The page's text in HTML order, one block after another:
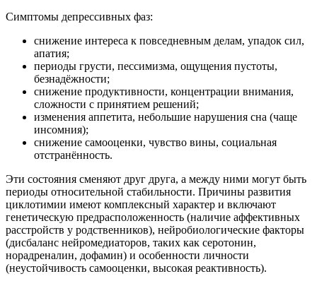
Симптомы депрессивных фаз:
снижение интереса к повседневным делам, упадок сил,
апатия;
периоды грусти, пессимизма, ощущения пустоты,
безнадёжности;
снижение продуктивности, концентрации внимания,
сложности с принятием решений;
изменения аппетита, небольшие нарушения сна (чаще
инсомния);
снижение самооценки, чувство вины, социальная
отстранённость.
Эти состояния сменяют друг друга, а между ними могут быть
периоды относительной стабильности. Причины развития
циклотимии имеют комплексный характер и включают
генетическую предрасположенность (наличие аффективных
расстройств у родственников), нейробиологические факторы
(дисбаланс нейромедиаторов, таких как серотонин,
норадреналин, дофамин) и особенности личности
(неустойчивость самооценки, высокая реактивность).